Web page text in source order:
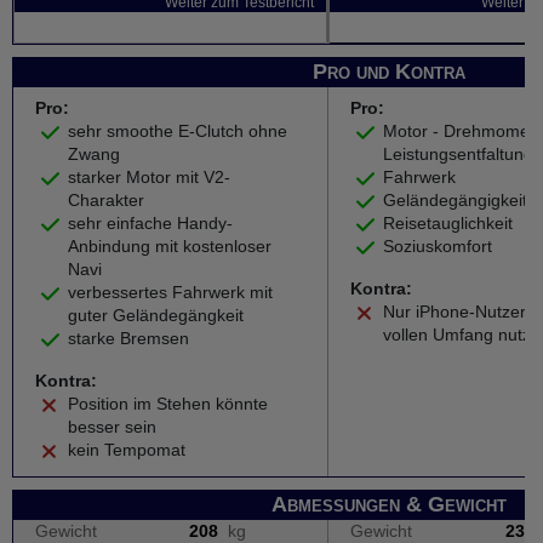
Pro und Kontra
Pro:
sehr smoothe E-Clutch ohne
Zwang
starker Motor mit V2-
Charakter
sehr einfache Handy-
Anbindung mit kostenloser
Navi
verbessertes Fahrwerk mit
guter Geländegängkeit
starke Bremsen
Kontra:
Position im Stehen könnte
besser sein
kein Tempomat
Pro:
Motor -
Leistungsentfaltung
Fahrwerk
Geländegängigkeit
Reisetauglichkeit
Soziuskomfort
Kontra:
Nur iPhone-Nutzer
vollen Umfang
Abmessungen & Gewicht
Gewicht 208 kg Gewicht 231